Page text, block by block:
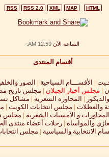
RSS RSS 2.0 XML MAP HTML
الساعة الآن 12:59 AM
أقسام المنتدى
| الأقســـام السياحية | الصور
| مجلس أخبار الجبلان | مجلس تاريخ
| المحاوره الشعريه | مشاكل
والعطلات | مجلس انتخابات الكويت |
و الآمسيات الشعرية | مجلس
والمواساة |رحلات أعضاء منتدى
الانتخابية والسياسية | مجلس